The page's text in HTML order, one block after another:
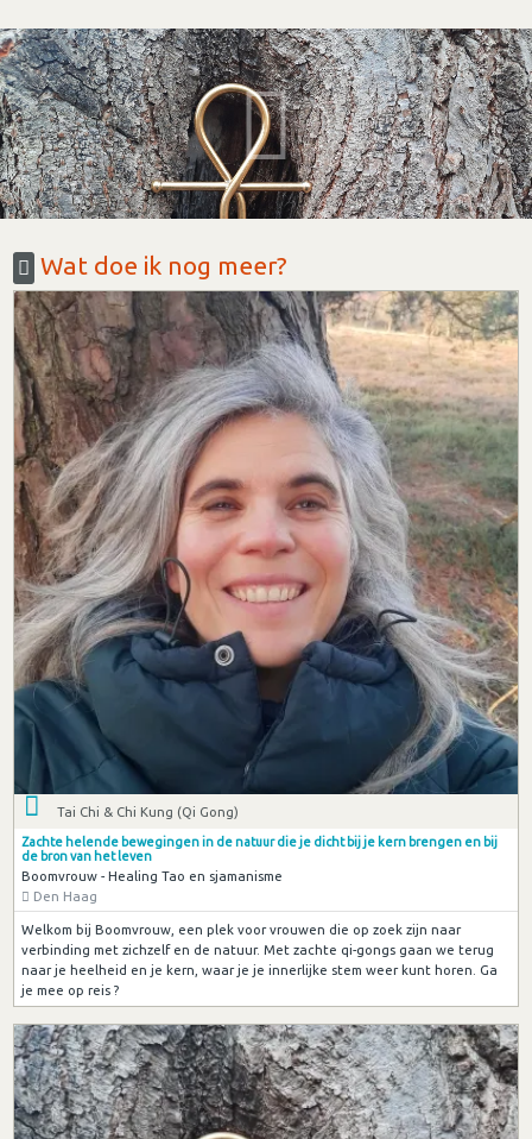
Wat doe ik nog meer?
Tai Chi & Chi Kung (Qi Gong)
Zachte helende bewegingen in de natuur die je dicht bij je kern brengen en bij
de bron van het leven
Boomvrouw - Healing Tao en sjamanisme
Den Haag
Welkom bij Boomvrouw, een plek voor vrouwen die op zoek zijn naar
verbinding met zichzelf en de natuur. Met zachte qi-gongs gaan we terug
naar je heelheid en je kern, waar je je innerlijke stem weer kunt horen. Ga
je mee op reis ?